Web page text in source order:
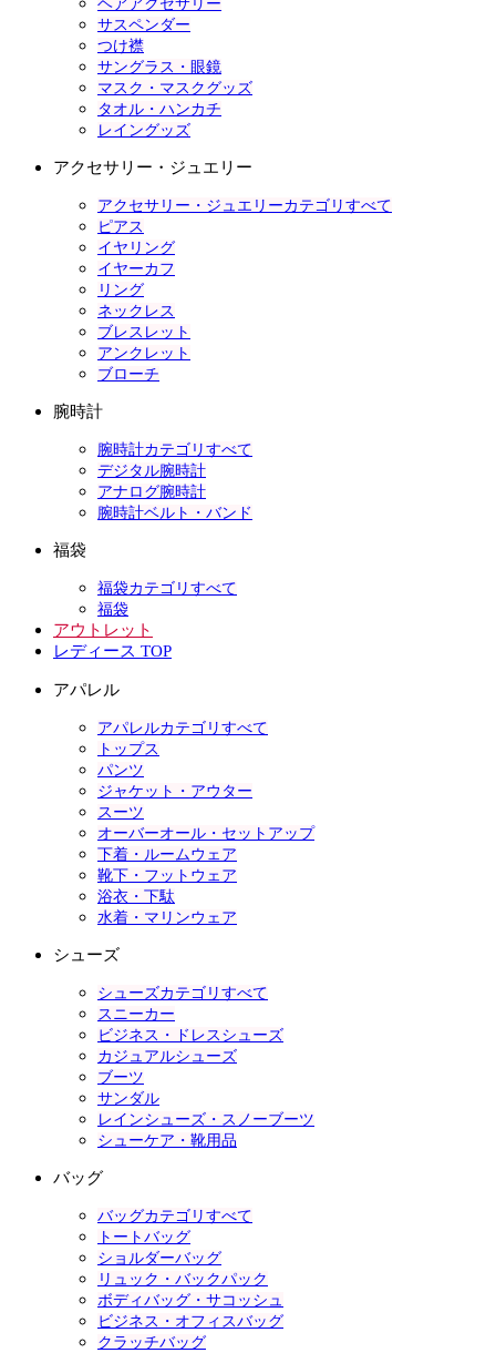
ヘアアクセサリー
サスペンダー
つけ襟
サングラス・眼鏡
マスク・マスクグッズ
タオル・ハンカチ
レイングッズ
アクセサリー・ジュエリー
アクセサリー・ジュエリーカテゴリすべて
ピアス
イヤリング
イヤーカフ
リング
ネックレス
ブレスレット
アンクレット
ブローチ
腕時計
腕時計カテゴリすべて
デジタル腕時計
アナログ腕時計
腕時計ベルト・バンド
福袋
福袋カテゴリすべて
福袋
アウトレット
レディース TOP
アパレル
アパレルカテゴリすべて
トップス
パンツ
ジャケット・アウター
スーツ
オーバーオール・セットアップ
下着・ルームウェア
靴下・フットウェア
浴衣・下駄
水着・マリンウェア
シューズ
シューズカテゴリすべて
スニーカー
ビジネス・ドレスシューズ
カジュアルシューズ
ブーツ
サンダル
レインシューズ・スノーブーツ
シューケア・靴用品
バッグ
バッグカテゴリすべて
トートバッグ
ショルダーバッグ
リュック・バックパック
ボディバッグ・サコッシュ
ビジネス・オフィスバッグ
クラッチバッグ